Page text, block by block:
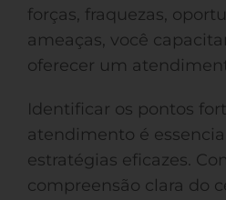
forças, fraquezas,
ameaças, você
oferecer um
Identificar os pontos
atendimento é
estratégias eficazes.
compreensão clara do